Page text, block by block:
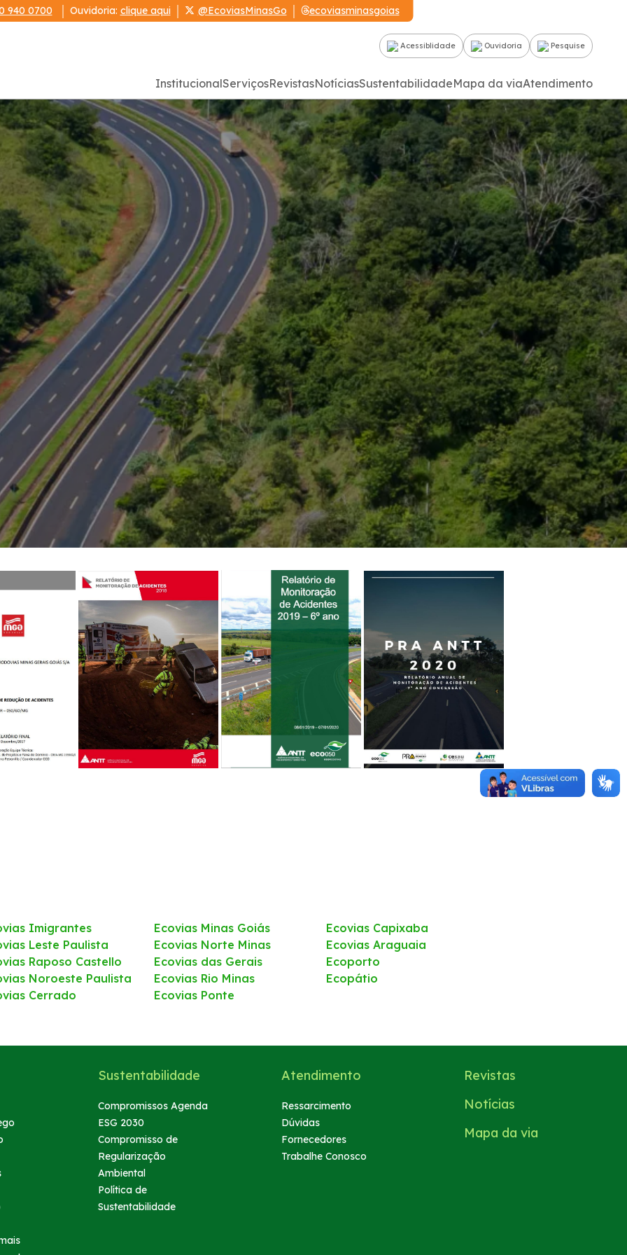
940 0700 Ouvidoria: clique aqui @EcoviasMinasGo ecoviasminasgoias
Acessiblidade Ouvidoria Pesquise
InstitucionalServiçosRevistasNotíciasSustentabilidadeMapa da viaAtendimento
Imigrantes
Leste Paulista
Raposo Castello
Noroeste Paulista
Cerrado
Ecovias Minas Goiás
Ecovias Norte Minas
Ecovias das Gerais
Ecovias Rio Minas
Ecovias Ponte
Ecovias Capixaba
Ecovias Araguaia
Ecoporto
Ecopátio
Sustentabilidade
Compromissos Agenda
ESG 2030
Compromisso de
Regularização
Ambiental
Política de
Sustentabilidade
Atendimento
Ressarcimento
Dúvidas
Fornecedores
Trabalhe Conosco
Revistas
Notícias
Mapa da via